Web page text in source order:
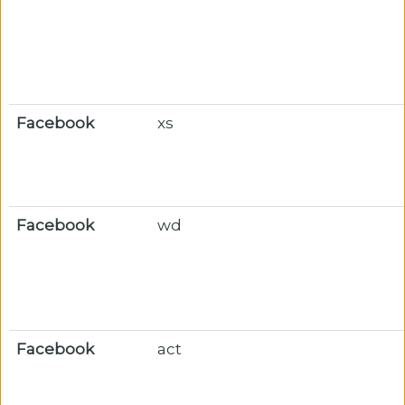
Facebook xs
Facebook wd
Facebook act